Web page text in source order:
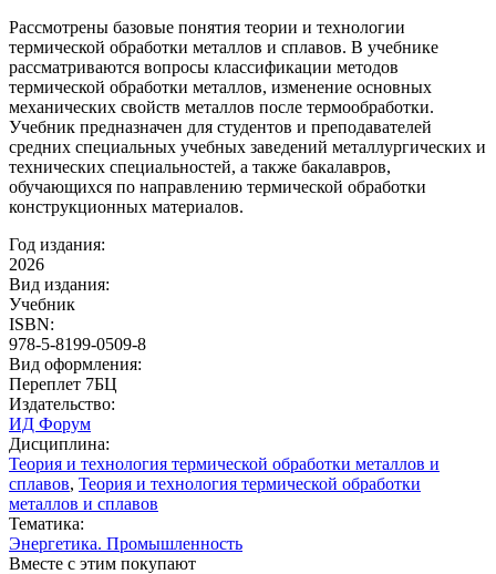
Рассмотрены базовые понятия теории и технологии
термической обработки металлов и сплавов. В учебнике
рассматриваются вопросы классификации методов
термической обработки металлов, изменение основных
механических свойств металлов после термообработки.
Учебник предназначен для студентов и преподавателей
средних специальных учебных заведений металлургических и
технических специальностей, а также бакалавров,
обучающихся по направлению термической обработки
конструкционных материалов.
Год издания:
2026
Вид издания:
Учебник
ISBN:
978-5-8199-0509-8
Вид оформления:
Переплет 7БЦ
Издательство:
ИД Форум
Дисциплина:
Теория и технология термической обработки металлов и
сплавов, Теория и технология термической обработки
металлов и сплавов
Тематика:
Энергетика. Промышленность
Вместе с этим покупают